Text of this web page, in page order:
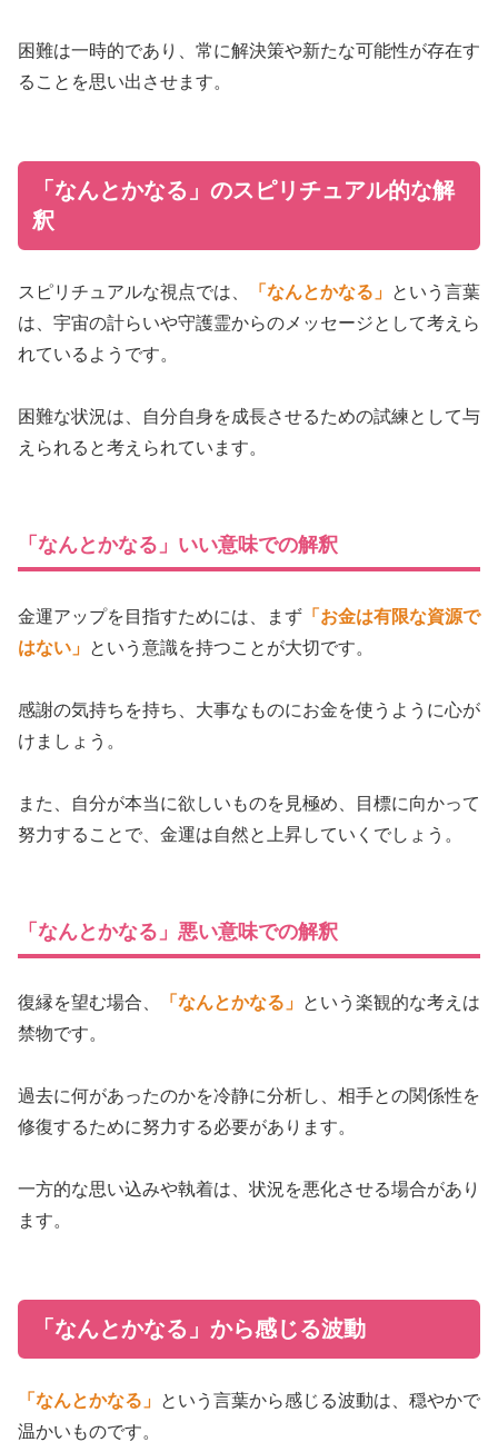
困難は一時的であり、常に解決策や新たな可能性が存在す
ることを思い出させます。
「なんとかなる」のスピリチュアル的な解
釈
スピリチュアルな視点では、 「なんとかなる」 という言葉
は、宇宙の計らいや守護霊からのメッセージとして考えら
れているようです。
困難な状況は、自分自身を成長させるための試練として与
えられると考えられています。
「なんとかなる」いい意味での解釈
金運アップを目指すためには、まず 「お金は有限な資源で
はない」 という意識を持つことが大切です。
感謝の気持ちを持ち、大事なものにお金を使うように心が
けましょう。
また、自分が本当に欲しいものを見極め、目標に向かって
努力することで、金運は自然と上昇していくでしょう。
「なんとかなる」悪い意味での解釈
復縁を望む場合、 「なんとかなる」 という楽観的な考えは
禁物です。
過去に何があったのかを冷静に分析し、相手との関係性を
修復するために努力する必要があります。
一方的な思い込みや執着は、状況を悪化させる場合があり
ます。
「なんとかなる」から感じる波動
「なんとかなる」 という言葉から感じる波動は、穏やかで
温かいものです。